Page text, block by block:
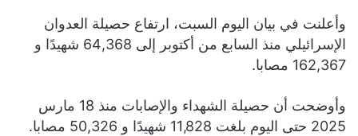
وأعلنت في بيان اليوم السبت، ارتفاع حصيلة العدوان
الإسرائيلي منذ السابع من أكتوبر إلى 64,368 شهيدًا و
162,367 مصابا.
وأوضحت أن حصيلة الشهداء والإصابات منذ 18 مارس
2025 حتى اليوم بلغت 11,828 شهيدًا و 50,326 مصابا.